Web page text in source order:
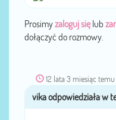
Prosimyzaloguj sięlub
dołączyć do rozmowy.
12 lata 3 miesiąc temu